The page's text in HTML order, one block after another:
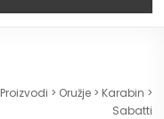
Proizvodi > Oružje> Karabin >
Sabatti